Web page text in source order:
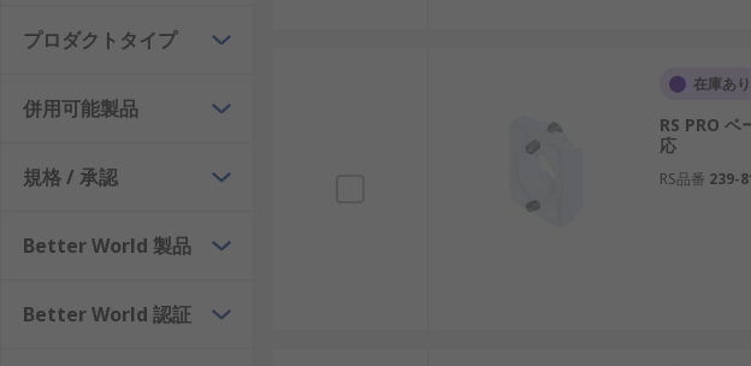
プロダクトタイプ
併用可能製品
規格 / 承認
Better World 製品
Better World 認証
在庫あり
RS PRO ベ
応
RS品番 239-